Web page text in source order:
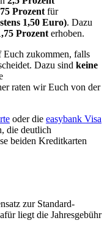
Prozent für
1,50 Euro). Dazu
Prozent erhoben.
Euch zukommen, falls
Dazu sind keine
raten wir Euch von der
oder die easybank Visa
die deutlich
beiden Kreditkarten
zur Standard-
liegt die Jahresgebühr